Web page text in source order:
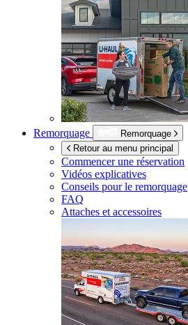
Remorquage
Remorquage
Retour au menu principal
Commencer une réservation
Vidéos explicatives
Conseils pour le remorquage
FAQ
Attaches et accessoires